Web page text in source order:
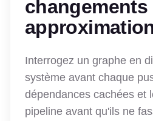
changements
Interrogez un graphe en
système avant chaque
dépendances cachées et
pipeline avant qu'ils ne